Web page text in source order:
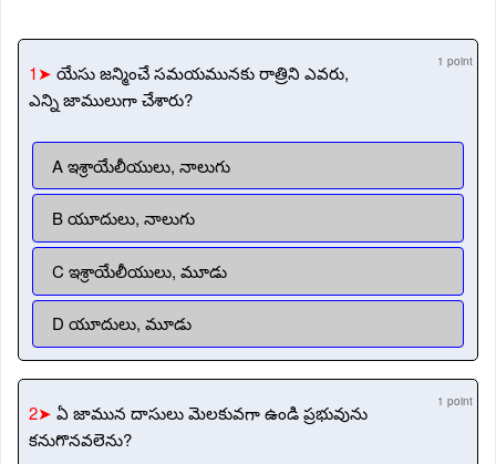
1➤ యేసు జన్మించే సమయమునకు రాత్రిని ఎవరు,
ఎన్ని జాములుగా చేశారు?
1 point
A ఇశ్రాయేలీయులు, నాలుగు
B యూదులు, నాలుగు
C ఇశ్రాయేలీయులు, మూడు
D యూదులు, మూడు
2➤ ఏ జామున దాసులు మెలకువగా ఉండి ప్రభువును
కనుగొనవలెను?
1 point